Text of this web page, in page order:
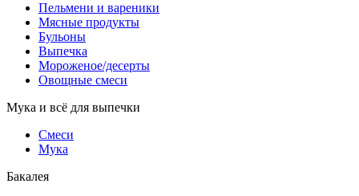
Пельмени и вареники
Мясные продукты
Бульоны
Выпечка
Мороженое/десерты
Овощные смеси
Мука и всё для выпечки
Смеси
Мука
Бакалея